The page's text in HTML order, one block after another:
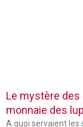
Le mystère
monnaie des
A quoi servaient les